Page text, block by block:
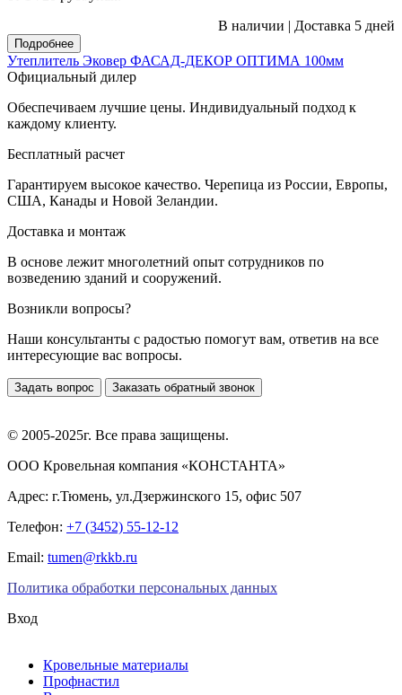
В наличии | Доставка 5 дней
Подробнее
Утеплитель Эковер ФАСАД-ДЕКОР ОПТИМА 100мм
Официальный дилер
Обеспечиваем лучшие цены. Индивидуальный подход к
каждому клиенту.
Бесплатный расчет
Гарантируем высокое качество. Черепица из России, Европы,
США, Канады и Новой Зеландии.
Доставка и монтаж
В основе лежит многолетний опыт сотрудников по
возведению зданий и сооружений.
Возникли вопросы?
Наши консультанты с радостью помогут вам, ответив на все
интересующие вас вопросы.
Задать вопрос Заказать обратный звонок
© 2005-2025г. Все права защищены.
ООО Кровельная компания «КОНСТАНТА»
Адрес: г.Тюмень, ул.Дзержинского 15, офис 507
Телефон: +7 (3452) 55-12-12
Email: tumen@rkkb.ru
Политика обработки персональных данных
Вход
Кровельные материалы
Профнастил